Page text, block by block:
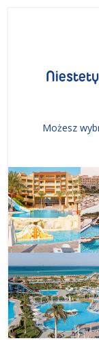
Możesz